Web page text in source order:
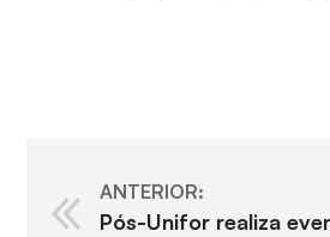
ANTERIOR:
Pós-Unifor realiza